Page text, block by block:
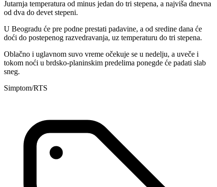
Jutarnja temperatura od minus jedan do tri stepena, a najviša dnevna
od dva do devet stepeni.
U Beogradu će pre podne prestati padavine, a od sredine dana će
doći do postepenog razvedravanja, uz temperaturu do tri stepena.
Oblačno i uglavnom suvo vreme očekuje se u nedelju, a uveče i
tokom noći u brdsko-planinskim predelima ponegde će padati slab
sneg.
Simptom/RTS